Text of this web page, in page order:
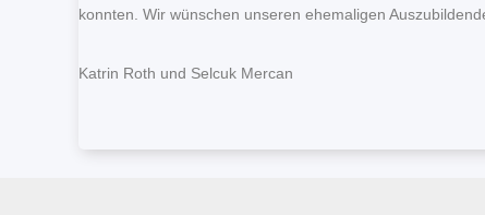
konnten. Wir wünschen unseren ehemaligen
Katrin Roth und Selcuk Mercan